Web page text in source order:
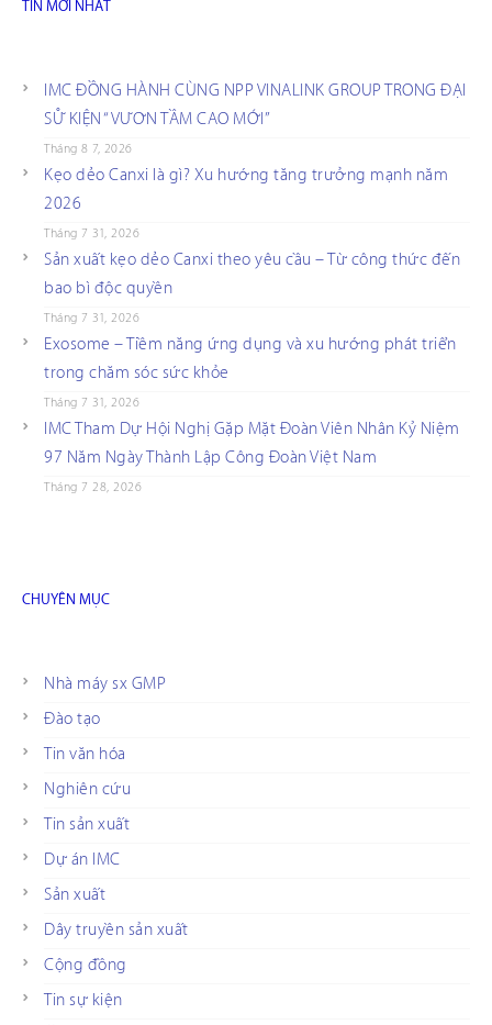
TIN MỚI NHẤT
IMC ĐỒNG HÀNH CÙNG NPP VINALINK GROUP TRONG ĐẠI
SỰ KIỆN “VƯƠN TẦM CAO MỚI”
Tháng 8 7, 2026
Kẹo dẻo Canxi là gì? Xu hướng tăng trưởng mạnh năm
2026
Tháng 7 31, 2026
Sản xuất kẹo dẻo Canxi theo yêu cầu – Từ công thức đến
bao bì độc quyền
Tháng 7 31, 2026
Exosome – Tiềm năng ứng dụng và xu hướng phát triển
trong chăm sóc sức khỏe
Tháng 7 31, 2026
IMC Tham Dự Hội Nghị Gặp Mặt Đoàn Viên Nhân Kỷ Niệm
97 Năm Ngày Thành Lập Công Đoàn Việt Nam
Tháng 7 28, 2026
CHUYÊN MỤC
Nhà máy sx GMP
Đào tạo
Tin văn hóa
Nghiên cứu
Tin sản xuất
Dự án IMC
Sản xuất
Dây truyền sản xuất
Cộng đồng
Tin sự kiện